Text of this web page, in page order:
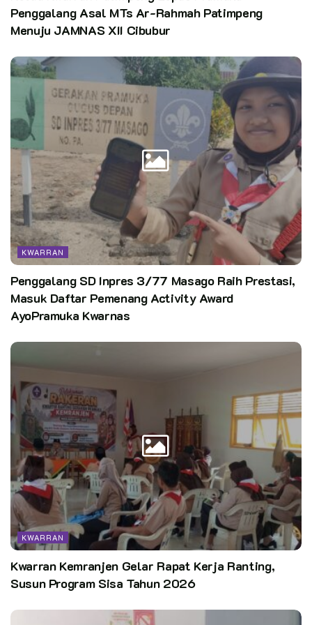
Pewarta: Dona (Sekretaris Kwarran Cluring)
Penggalang Asal MTs Ar-Rahmah Patimpeng
Menuju JAMNAS XII Cibubur
KWARRAN
Penggalang SD Inpres 3/77 Masago Raih Prestasi,
Masuk Daftar Pemenang Activity Award
AyoPramuka Kwarnas
KWARRAN
Kwarran Kemranjen Gelar Rapat Kerja Ranting,
Susun Program Sisa Tahun 2026